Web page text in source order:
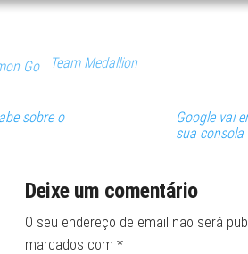
Go Team Medallion
sobre o
Google vai
sua consola
Deixe um comentário
O seu endereço de email não será
marcados com *